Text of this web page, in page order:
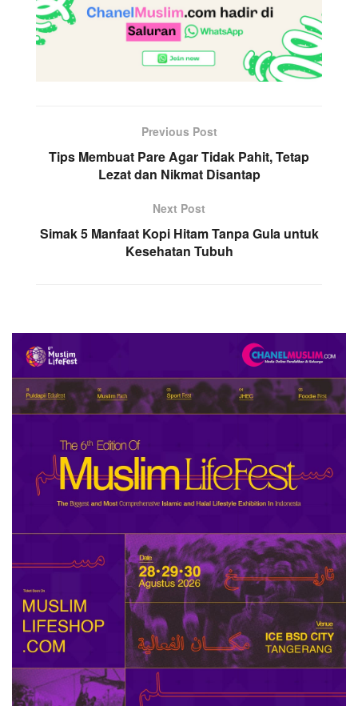
Previous Post
Tips Membuat Pare Agar Tidak Pahit, Tetap
Lezat dan Nikmat Disantap
Next Post
Simak 5 Manfaat Kopi Hitam Tanpa Gula untuk
Kesehatan Tubuh